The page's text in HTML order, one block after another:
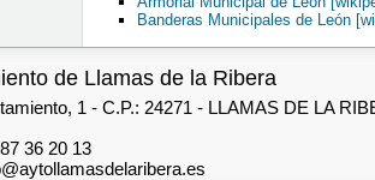
Banderas Municipales de León
de Llamas de la Ribera
1 - C.P.: 24271 - LLAMAS DE LA
36 20 13